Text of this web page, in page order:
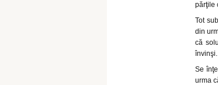
părţile
Tot
din
că
învinşi.
Se
urma